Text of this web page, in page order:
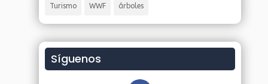
Turismo WWF árboles
Síguenos